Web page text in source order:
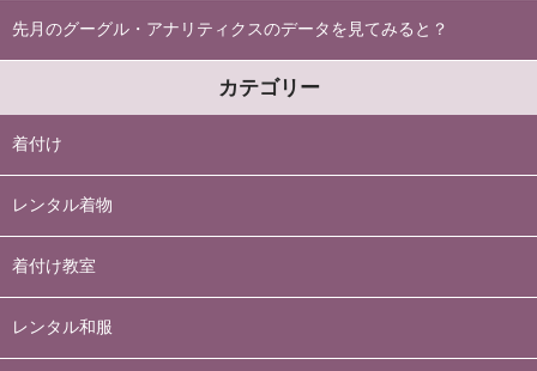
先月のグーグル・アナリティクスのデータを見てみると？
カテゴリー
着付け
レンタル着物
着付け教室
レンタル和服